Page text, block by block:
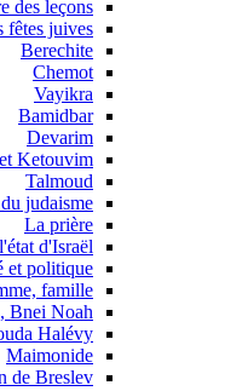
des leçons
fêtes juives
Berechite
Chemot
Vayikra
Bamidbar
Devarim
Ketouvim
Talmoud
judaisme
La prière
d'Israël
et politique
famille
Bnei Noah
Halévy
Maimonide
de Breslev